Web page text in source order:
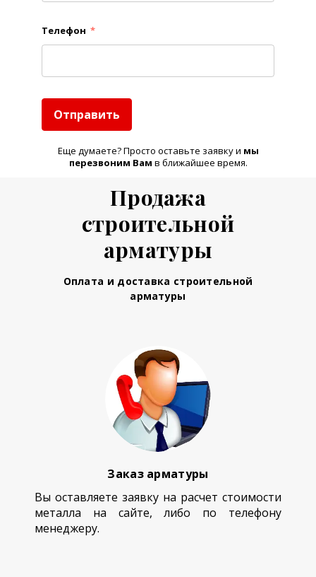
Телефон *
Отправить
Еще думаете? Просто оставьте заявку и мы
перезвоним Вам в ближайшее время.
Продажа
строительной
арматуры
Оплата и доставка строительной
арматуры
Заказ арматуры
Вы оставляете заявку на расчет стоимости
металла на сайте, либо по телефону
менеджеру.